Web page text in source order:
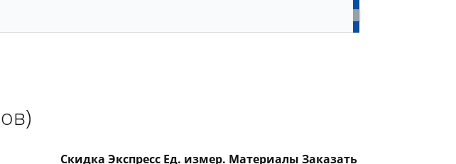
Скидка Экспресс Ед. измер. Материалы Заказать